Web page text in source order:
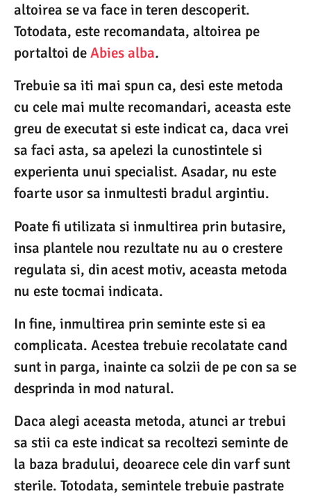
altoirea se va face in teren descoperit.
Totodata, este recomandata, altoirea pe
portaltoi deAbies alba.
Trebuie sa iti mai spun ca, desi este metoda
cu cele mai multe recomandari, aceasta este
greu de executat si este indicat ca, daca vrei
sa faci asta, sa apelezi la cunostintele si
experienta unui specialist. Asadar, nu este
foarte usor sa inmultesti bradul argintiu.
Poate fi utilizata si inmultirea prin butasire,
insa plantele nou rezultate nu au o crestere
regulata si, din acest motiv, aceasta metoda
nu este tocmai indicata.
In fine, inmultirea prin seminte este si ea
complicata. Acestea trebuie recolatate cand
sunt in parga, inainte ca solzii de pe con sa se
desprinda in mod natural.
Daca alegi aceasta metoda, atunci ar trebui
sa stii ca este indicat sa recoltezi seminte de
la baza bradului, deoarece cele din varf sunt
sterile. Totodata, semintele trebuie pastrate